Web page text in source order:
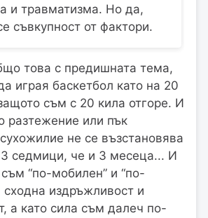
и травматизма. Но да,
съвкупност от фактори.
това с предишната тема,
играя баскетбол като на 20
съм с 20 кила отгоре. И
разтежение или пък
не се възстановява
3 седмици, че и 3 месеца... И
“по-мобилен” и “по-
сходна издръжливост и
а като сила съм далеч по-